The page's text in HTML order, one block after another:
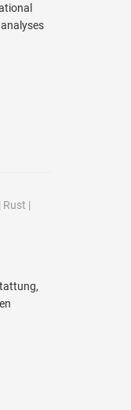
Rust |